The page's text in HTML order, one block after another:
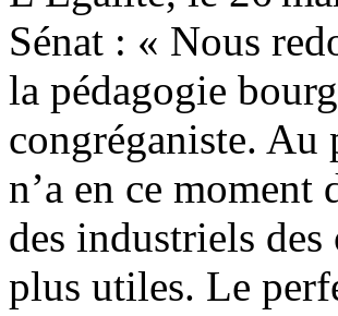
Sénat : « Nous
la pédagogie
congréganiste.
n’a en ce moment
des industriels
plus utiles. Le